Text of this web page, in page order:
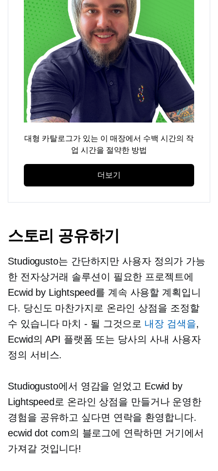
대형 카탈로그가 있는 이 매장에서 수백 시간의 작
업 시간을 절약한 방법
더보기
스토리 공유하기
Studiogusto는 간단하지만 사용자 정의가 가능
한 전자상거래 솔루션이 필요한 프로젝트에
Ecwid by Lightspeed를 계속 사용할 계획입니
다. 당신도 마찬가지로 온라인 상점을 조정할
수 있습니다 마치 - 될 그것으로 내장검색을,
Ecwid의 API 플랫폼 또는 당사의 사내 사용자
정의 서비스.
Studiogusto에서 영감을 얻었고 Ecwid by
Lightspeed로 온라인 상점을 만들거나 운영한
경험을 공유하고 싶다면 연락을 환영합니다.
ecwid dot com의 블로그에 연락하면 거기에서
가져갈 것입니다!